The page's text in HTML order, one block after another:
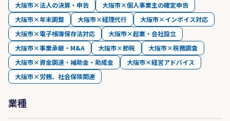
大阪市×法人の決算・申告
大阪市×個人事業主の確定申告
大阪市×年末調整
大阪市×経理代行
大阪市×インボイス対応
大阪市×電子帳簿保存法対応
大阪市×起業・会社設立
大阪市×事業承継・M&A
大阪市×節税
大阪市×税務調査
大阪市×資金調達・補助金・助成金
大阪市×経営アドバイス
大阪市×労務、社会保険関連
業種